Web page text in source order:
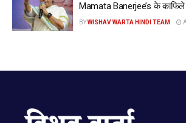
Mamata Banerjee’s के काफिले
BYWISHAV WARTA HINDI TEAM